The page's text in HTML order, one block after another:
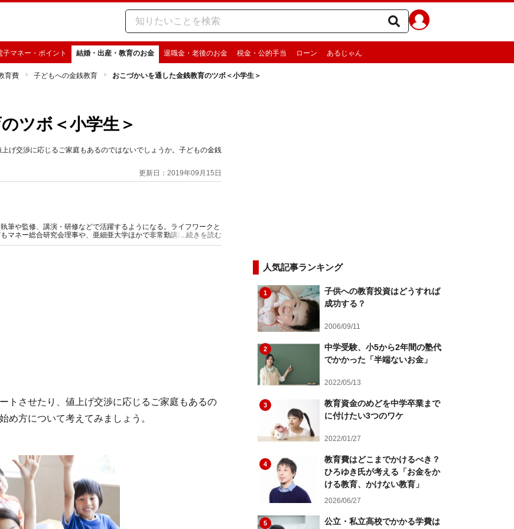
マネー・ポイント 結婚・出産・教育のお金 退職金・老後のお金 税金・公的手当 ローン あるじゃん
育費 子どもへの金銭教育 おこづかいを通した金銭教育のツボ＜小学生＞
ツボ＜小学生＞
げ交渉に応じるご家庭もあるのではないでしょうか。子どもの金銭
更新日：2019年09月15日
筆や監修、講演・研修などで活躍するようになる。ライフワークと
マネー総合研究会理事や、亜細亜大学ほかで非常勤講師も務める。
...続きを読む
トさせたり、値上げ交渉に応じるご家庭もあるの
め方について考えてみましょう。
人気記事ランキング
1
子供への教育投資はどうすれば
成功する？
2006/09/11
2
中学受験、小5から2年間の塾代
でかかった「半端ないお金」
2022/05/13
3
教育資金のめどを中学卒業まで
に付けたい3つのワケ
2022/01/27
4
教育費はどこまでかけるべき？
ひろゆき氏が考える「お金をか
ける教育、かけない教育」
2026/06/27
5 公立・私立高校でかかる学費は